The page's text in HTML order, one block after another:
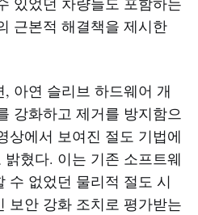
근본적 해결책을 제시한
아연 슬리브 하드웨어 개
강화하고 제거를 방지함으
상에서 보여진 절도 기법에
혔다. 이는 기존 소프트웨
수 없었던 물리적 절도 시
보안 강화 조치로 평가받는